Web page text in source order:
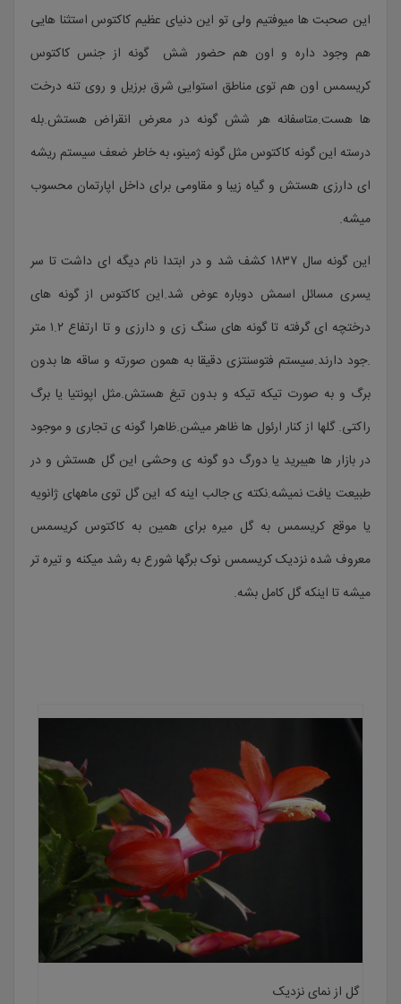
این صحبت ها میوفتیم ولی تو این دنیای عظیم کاکتوس استثنا هایی
هم وجود داره و اون هم حضور شش گونه از جنس کاکتوس
کریسمس اون هم توی مناطق استوایی شرق برزیل و روی تنه درخت
ها هست.متاسفانه هر شش گونه در معرض انقراض هستش.بله
درسته این گونه کاکتوس مثل گونه ژمینو، به خاطر ضعف سیستم ریشه
ای دارزی هستش و گیاه زیبا و مقاومی برای داخل اپارتمان محسوب
میشه.
این گونه سال ۱۸۳۷ کشف شد و در ابتدا نام دیگه ای داشت تا سر
یسری مسائل اسمش دوباره عوض شد.این کاکتوس از گونه های
درختچه ای گرفته تا گونه های سنگ زی و دارزی و تا ارتفاع ۱.۲ متر
.جود دارند.سیستم فتوسنتزی دقیقا به همون صورته و ساقه ها بدون
برگ و به صورت تیکه تیکه و بدون تیغ هستش.مثل اپونتیا یا برگ
راکتی. گلها از کنار ارئول ها ظاهر میشن.ظاهرا گونه ی تجاری و موجود
در بازار ها هیبرید یا دورگ دو گونه ی وحشی این گل هستش و در
طبیعت یافت نمیشه.نکته ی جالب اینه که این گل توی ماههای ژانویه
یا موقع کریسمس به گل میره برای همین به کاکتوس کریسمس
معروف شده نزدیک کریسمس نوک برگها شورع به رشد میکنه و تیره تر
میشه تا اینکه گل کامل بشه.
گل از نمای نزدیک